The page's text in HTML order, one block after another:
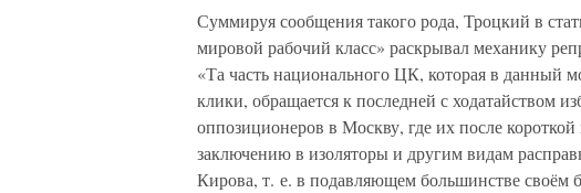
Суммируя сообщения такого рода, Троцкий в
мировой рабочий класс» раскрывал механику
«Та часть национального ЦК, которая в данный
клики, обращается к последней с ходатайством
оппозиционеров в Москву, где их после
заключению в изоляторы и другим видам
Кирова, т. е. в подавляющем большинстве своём